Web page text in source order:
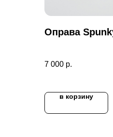
Оправа
7 000 р.
в корзину